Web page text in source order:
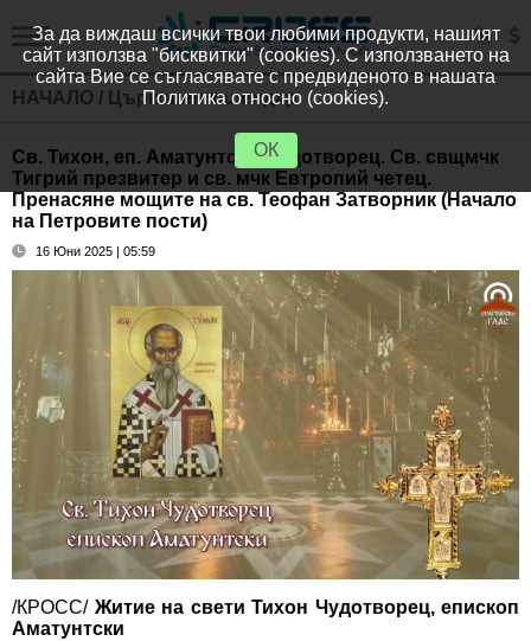
НАЧАЛО / Църковен календар
Св. Тихон, еп. Аматунтски, чудотворец. Св. свщмчк
Тигрий презвитер и св. мчк Евтропий четец.
Пренасяне мощите на св. Теофан Затворник (Начало
на Петровите пости)
16 Юни 2025 | 05:59
/КРОСС/ Житие на свети Тихон Чудотворец, епископ
Аматунтски
За да виждаш всички твои любими продукти, нашият
сайт използва "бисквитки" (cookies). С използването на
сайта Вие се съгласявате с предвиденото в нашата
Политика относно (cookies).
ОК